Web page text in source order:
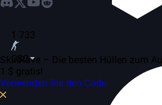
1 733
CS2
SkinRave – Die besten Hüllen zum
1 $ gratis!
Verwenden Sie den Code